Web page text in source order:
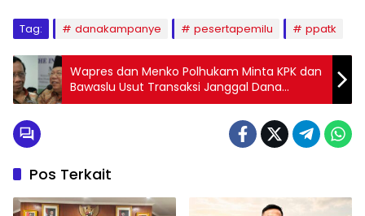
Tag: danakampanye pesertapemilu ppatk
Wapres dan Menko Polhukam Minta KPK dan
Bawaslu Usut Transaksi Janggal Dana
Kampanye Temuan PPATK
Pos Terkait